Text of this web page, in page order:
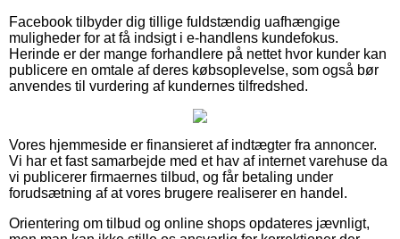
Facebook tilbyder dig tillige fuldstændig uafhængige
muligheder for at få indsigt i e-handlens kundefokus.
Herinde er der mange forhandlere på nettet hvor kunder kan
publicere en omtale af deres købsoplevelse, som også bør
anvendes til vurdering af kundernes tilfredshed.
Vores hjemmeside er finansieret af indtægter fra annoncer.
Vi har et fast samarbejde med et hav af internet varehuse da
vi publicerer firmaernes tilbud, og får betaling under
forudsætning af at vores brugere realiserer en handel.
Orientering om tilbud og online shops opdateres jævnligt,